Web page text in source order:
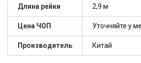
Длина рейки 2,9 м
Цена ЧОП Уточняйте у
Производитель Китай